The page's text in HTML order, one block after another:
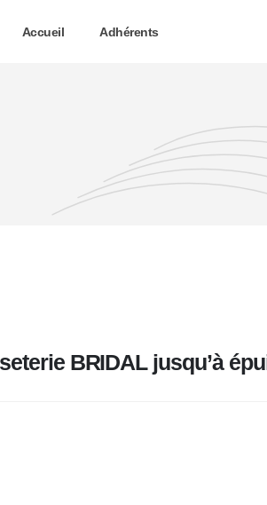
Accueil Adhérents
BRIDAL jusqu’à